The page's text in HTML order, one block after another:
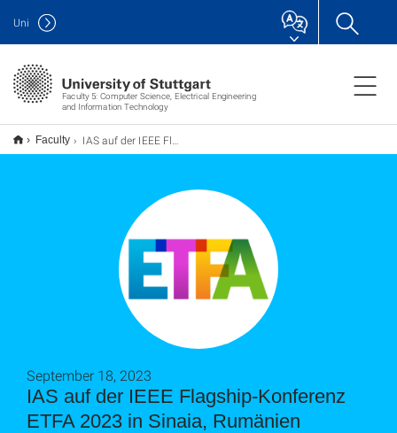
Faculty 5: Computer Science, Electrical Engineering
and Information Technology
Uni
Faculty IAS auf der IEEE Flagship-Konferenz ETFA 2023 in Sinaia, Rumänien
IAS auf der IEEE Flagship-Konferenz
ETFA 2023 in Sinaia, Rumänien
September 18, 2023